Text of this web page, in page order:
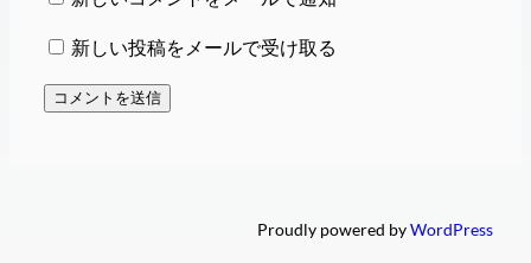
新しい投稿をメールで受け取る
Proudly powered byWordPress